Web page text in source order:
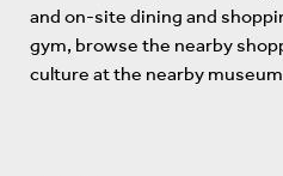
and on-site dining and
gym, browse the nearby
culture at the nearby